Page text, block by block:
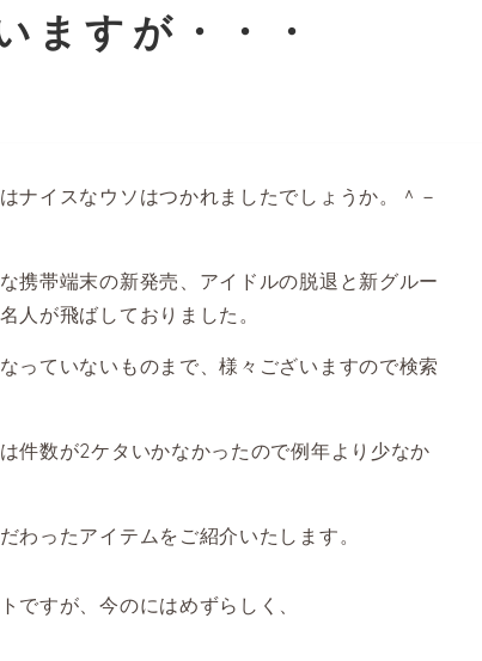
ますが・・・
ナイスなウソはつかれましたでしょうか。＾－
携帯端末の新発売、アイドルの脱退と新グルー
人が飛ばしておりました。
っていないものまで、様々ございますので検索
件数が2ケタいかなかったので例年より少なか
わったアイテムをご紹介いたします。
ですが、今のにはめずらしく、